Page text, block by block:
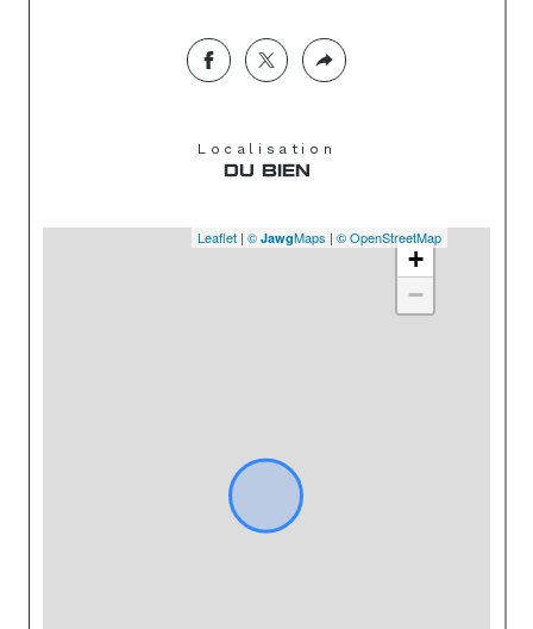
Localisation
DU BIEN
+
−
Leaflet | © JawgMaps | © OpenStreetMap